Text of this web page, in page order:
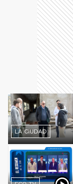
LA CIUDAD